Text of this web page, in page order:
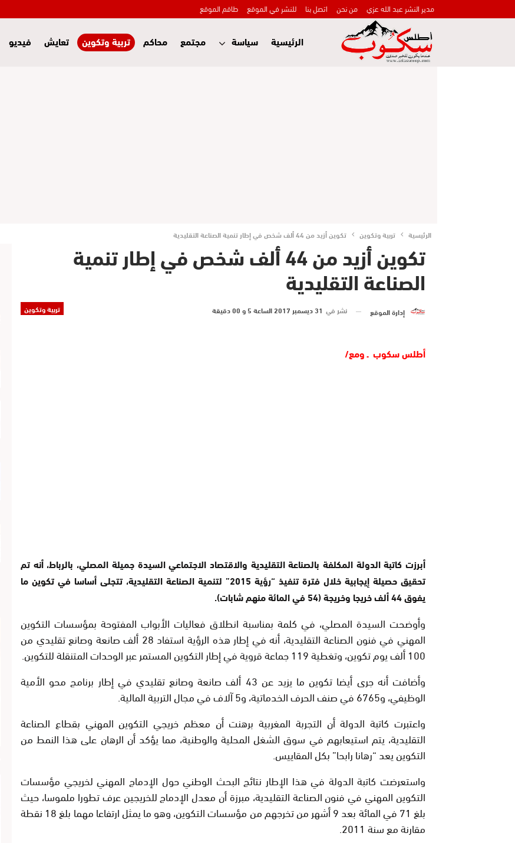
مدير النشر عبد الله عزي من نحن اتصل بنا للنشر في الموقع طاقم الموقع
الرئيسية سياسة مجتمع محاكم تربية وتكوين تعايش فيديو
الرئيسية تربية وتكوين تكوين أزيد من 44 ألف شخص في إطار تنمية الصناعة التقليدية
تكوين أزيد من 44 ألف شخص في إطار تنمية
الصناعة التقليدية
تربية وتكوين إدارة الموقع نشر في 31 ديسمبر 2017 الساعة 5 و 00 دقيقة
أطلس سكوب ـ ومع/
أبرزت كاتبة الدولة المكلفة بالصناعة التقليدية والاقتصاد الاجتماعي السيدة جميلة المصلي، بالرباط، أنه تم
تحقيق حصيلة إيجابية خلال فترة تنفيذ “رؤية 2015” لتنمية الصناعة التقليدية، تتجلى أساسا في تكوين ما
يفوق 44 ألف خريجا وخريجة (54 في المائة منهم شابات).
وأوضحت السيدة المصلي، في كلمة بمناسبة انطلاق فعاليات الأبواب المفتوحة بمؤسسات التكوين
المهني في فنون الصناعة التقليدية، أنه في إطار هذه الرؤية استفاد 28 ألف صانعة وصانع تقليدي من
100 ألف يوم تكوين، وتغطية 119 جماعة قروية في إطار التكوين المستمر عبر الوحدات المتنقلة للتكوين.
وأضافت أنه جرى أيضا تكوين ما يزيد عن 43 ألف صانعة وصانع تقليدي في إطار برنامج محو الأمية
الوظيفي، و6765 في صنف الحرف الخدماتية، و5 آلاف في مجال التربية المالية.
واعتبرت كاتبة الدولة أن التجربة المغربية برهنت أن معظم خريجي التكوين المهني بقطاع الصناعة
التقليدية، يتم استيعابهم في سوق الشغل المحلية والوطنية، مما يؤكد أن الرهان على هذا النمط من
التكوين يعد “رهانا رابحا” بكل المقاييس.
واستعرضت كاتبة الدولة في هذا الإطار نتائج البحث الوطني حول الإدماج المهني لخريجي مؤسسات
التكوين المهني في فنون الصناعة التقليدية، مبرزة أن معدل الإدماج للخريجين عرف تطورا ملموسا، حيث
بلغ 71 في المائة بعد 9 أشهر من تخرجهم من مؤسسات التكوين، وهو ما يمثل ارتفاعا مهما بلغ 18 نقطة
مقارنة مع سنة 2011.